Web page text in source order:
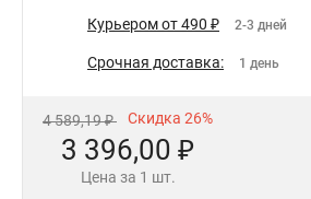
Курьером от 490 ₽ 2-3 дней
Срочная доставка: 1 день
4 589,19 ₽ Скидка 26%
3 396,00 ₽
Цена за 1 шт.